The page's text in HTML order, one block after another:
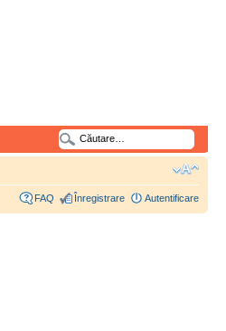
FAQ Înregistrare Autentificare